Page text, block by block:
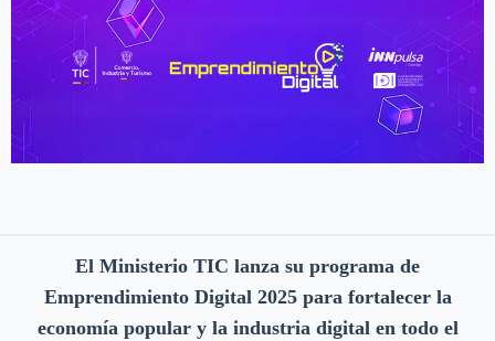
El Ministerio TIC lanza su programa de
Emprendimiento Digital 2025 para fortalecer la
economía popular y la industria digital en todo el